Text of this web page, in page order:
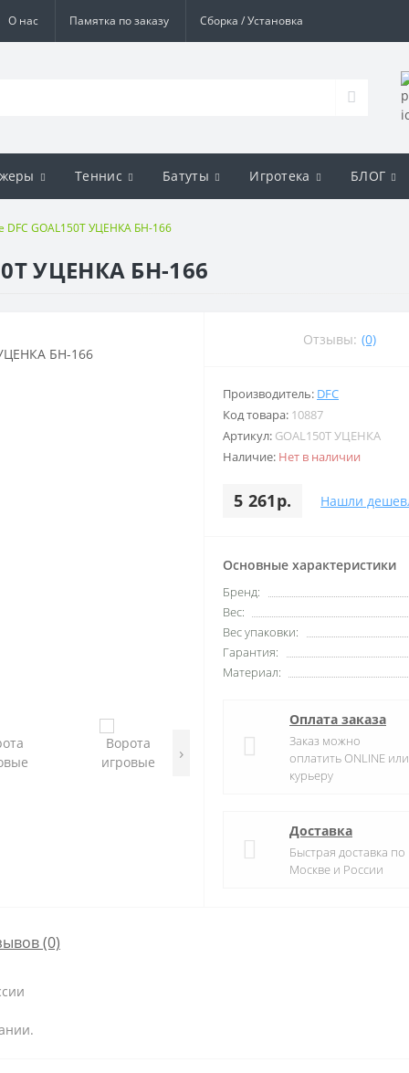
О нас Памятка по заказу Сборка / Установка
Теннис Батуты Игротека БЛОГ
DFC GOAL150T УЦЕНКА БН-166
УЦЕНКА БН-166
›
Отзывы: (0)
Производитель: DFC
Код товара: 10887
Артикул: GOAL150T УЦЕНКА
Наличие: Нет в наличии
5 261р. Нашли
Основные характеристики
Бренд:
Вес:
Вес упаковки:
Гарантия:
Материал:
Оплата заказа
Заказ можно
оплатить ONLINE или
курьеру
Доставка
Быстрая доставка по
Москве и России
(0)